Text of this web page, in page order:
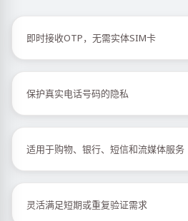
即时接收OTP，无需实体SIM卡
保护真实电话号码的隐私
适用于购物、银行、短信和流媒体服务
灵活满足短期或重复验证需求